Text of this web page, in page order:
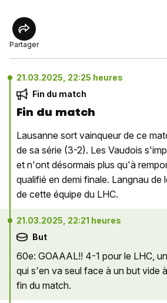
Partager
21.03.2025, 22:25 heures
Fin du match
Fin du match
Lausanne sort vainqueur de ce
de sa série (3-2). Les Vaudois
et n'ont désormais plus qu'à
qualifié en demi finale. Langnau
de cette équipe du LHC.
21.03.2025, 22:21 heures
But
60e: GOAAAL!! 4-1 pour le LHC,
qui s'en va seul face à un but vide
fin du match.